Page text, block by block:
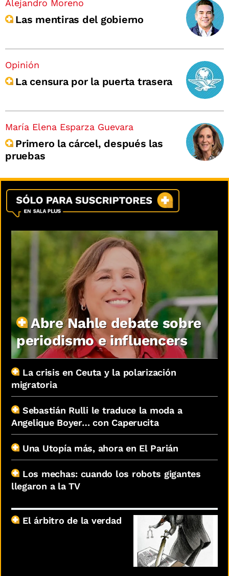
Alejandro Moreno
Las mentiras del gobierno
Opinión
La censura por la puerta trasera
María Elena Esparza Guevara
Primero la cárcel, después las
pruebas
Abre Nahle debate sobre
periodismo e influencers
La crisis en Ceuta y la polarización
migratoria
Sebastián Rulli le traduce la moda a
Angelique Boyer… con Caperucita
Una Utopía más, ahora en El Parián
Los mechas: cuando los robots gigantes
llegaron a la TV
El árbitro de la verdad